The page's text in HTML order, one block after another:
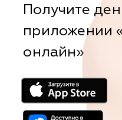
Получите
приложении
онлайн»